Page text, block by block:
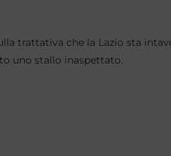
trattativa che la Lazio sta
uno stallo inaspettato.